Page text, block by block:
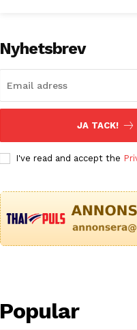
Nyhetsbrev
JA TACK!
I've read and accept the
Popular